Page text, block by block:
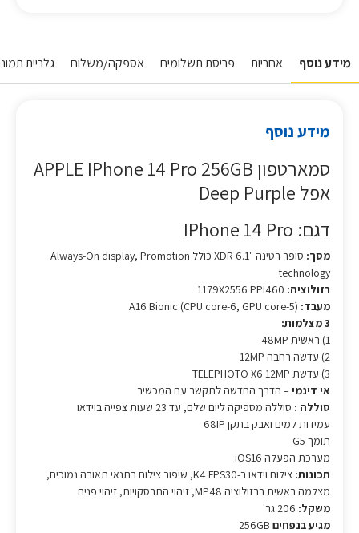
מידע נוסף אחריות פריסת תשלומים אספקה/משלוח גלריית
מידע נוסף
סמארטפון APPLE IPhone 14 Pro 256GB
אפל Deep Purple
דגם: IPhone 14 Pro
מסך:
סופר רטינה "6.1 XDR כולל Always-On display, Promotion
technology
רזולוציה:1179X2556 PPI460
מעבד:A16 Bionic (CPU core-6, GPU core-5)
אי דינמי– הדרך החדשה לתקשר עם המכשיר
סוללה :סוללה מספיקה ליום שלם, עד 23 שעות צפייה בוידאו
עמידות למים ואבק בתקן 68IP
תומך G5
מערכת הפעלה iOS16
תכונות:
צילום וידאו ב-K4 FPS30, שיפור צילום בתנאי תאורה נמוכים,
מצלמה ראשית ברזולוציה MP48, זיהוי התרסקויות, זיהוי פנים
משקל:206 גר'
מגיע בנפחים256GB